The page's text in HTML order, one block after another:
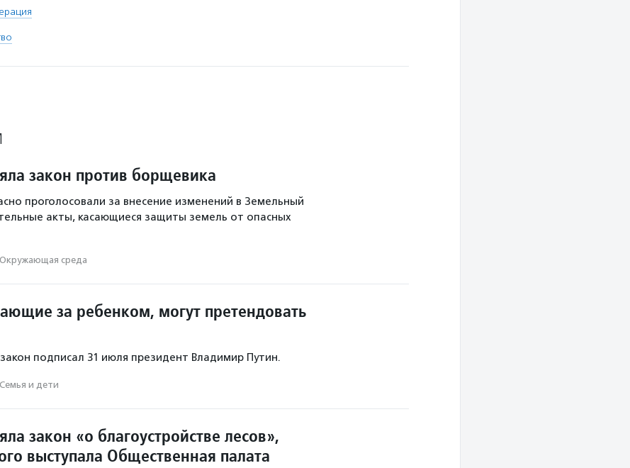
закон против борщевика
проголосовали за внесение изменений в Земельный
акты, касающиеся защиты земель от опасных
Окружающая среда
за ребенком, могут претендовать
подписал 31 июля президент Владимир Путин.
Семья и дети
закон «о благоустройстве лесов»,
выступала Общественная палата